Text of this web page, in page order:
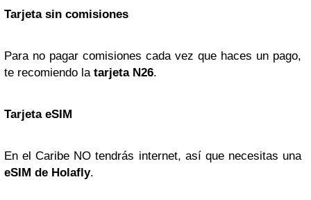
Tarjeta sin comisiones
Para no pagar comisiones cada vez que haces un pago,
te recomiendo la tarjeta N26.
Tarjeta eSIM
En el Caribe NO tendrás internet, así que necesitas una
eSIM de Holafly.